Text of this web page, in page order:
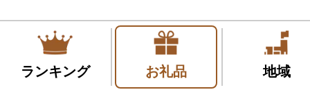
ランキング お礼品 地域